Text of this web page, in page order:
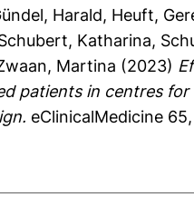
Harald, Heuft,
Katharina,
Martina (2023)
patients in centres
eClinicalMedicine